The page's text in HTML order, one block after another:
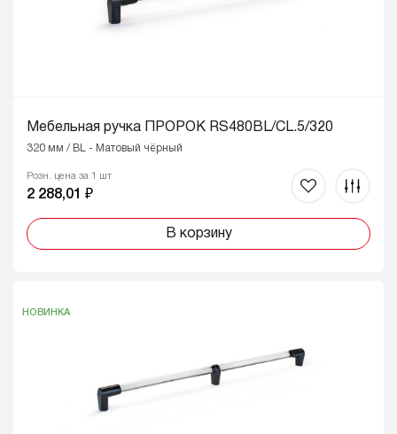
Мебельная ручка ПРОРОК RS480BL/CL.5/320
320 мм / BL - Матовый чёрный
Розн. цена за 1 шт
2 288,01 ₽
В корзину
НОВИНКА